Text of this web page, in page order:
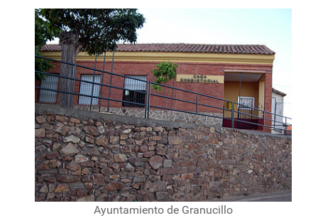
Ayuntamiento de Granucillo